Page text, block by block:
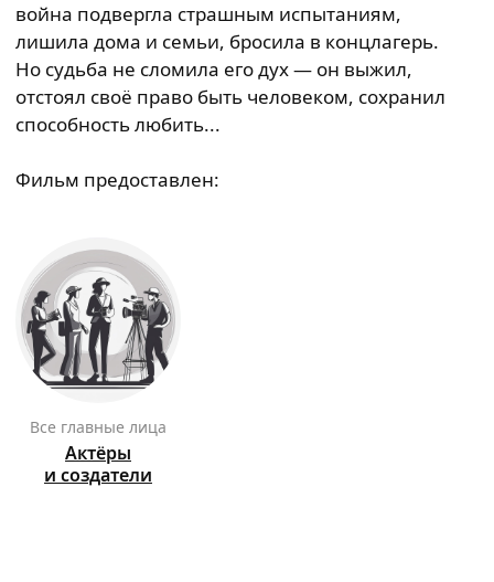
война подвергла страшным испытаниям,
лишила дома и семьи, бросила в концлагерь.
Но судьба не сломила его дух — он выжил,
отстоял своё право быть человеком, сохранил
способность любить...
Фильм предоставлен:
Все главные лица
Актёры
и создатели